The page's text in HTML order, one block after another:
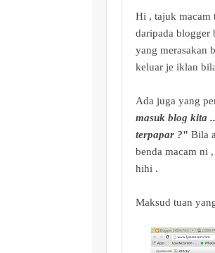
Hi , tajuk macam
daripada blogger
yang merasakan
keluar je iklan
Ada juga yang
masuk blog kita
terpapar ?" Bila
benda macam ni
hihi .
Maksud tuan